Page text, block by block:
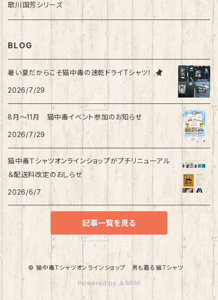
歌川国芳シリーズ
BLOG
暑い夏だからこそ猫中毒の速乾ドライTシャツ！
2026/7/29
8月〜11月 猫中毒イベント参加のお知らせ
2026/7/29
猫中毒Ｔシャツオンラインショップがプチリニューアル
＆配送料改定のおしらせ
2026/6/7
記事一覧を見る
© 猫中毒Tシャツオンラインショップ 男も着る猫Tシャツ
Powered by